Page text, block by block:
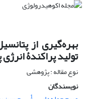
بهره‌گیری از
تولید پراکندۀ
نوع مقاله : پژوهشی
نویسندگان